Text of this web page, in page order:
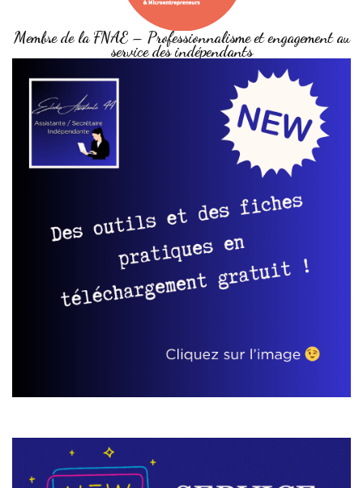
Membre de la FNAE – Professionnalisme et engagement au
service des indépendants